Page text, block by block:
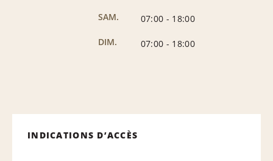
SAM.
07:00 - 18:00
DIM.
07:00 - 18:00
INDICATIONS D’ACCÈS